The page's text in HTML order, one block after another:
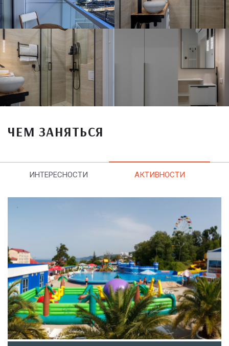
ЧЕМ ЗАНЯТЬСЯ
ИНТЕРЕСНОСТИ АКТИВНОСТИ